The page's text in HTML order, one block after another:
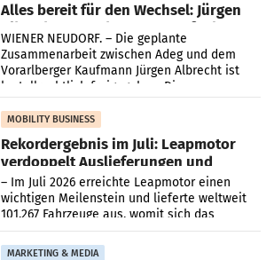
Alles bereit für den Wechsel: Jürgen
Albrecht setzt ab 1.1.2027 auf Adeg
WIENER NEUDORF. – Die geplante
Zusammenarbeit zwischen Adeg und dem
Vorarlberger Kaufmann Jürgen Albrecht ist
kartellrechtlich freigegeben: Die
Bundeswettbewerbsbehörde und der
Bundeskartellanwalt
MOBILITY BUSINESS
Rekordergebnis im Juli: Leapmotor
verdoppelt Auslieferungen und
überschreitet die 100.000er-Marke
– Im Juli 2026 erreichte Leapmotor einen
wichtigen Meilenstein und lieferte weltweit
101.267 Fahrzeuge aus, womit sich das
Ergebnis gegenüber Juli 2025 mehr als
verdoppelte (+102
MARKETING & MEDIA